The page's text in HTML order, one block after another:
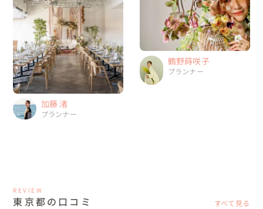
加藤 渚
プランナー
鶴野蒔咲子
プランナー
REVIEW
東京都の口コミ すべて見る